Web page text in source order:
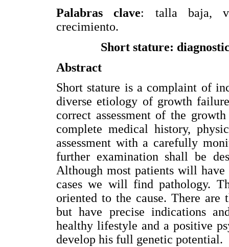
Palabras clave: talla baja,
crecimiento.
Short stature:
Abstract
Short stature is a complaint of
diverse etiology of growth
correct assessment of the
complete medical history,
assessment with a carefully
further examination shall be
Although most patients will
cases we will find pathology.
oriented to the cause. There
but have precise indications
healthy lifestyle and a positive
develop his full genetic potential.